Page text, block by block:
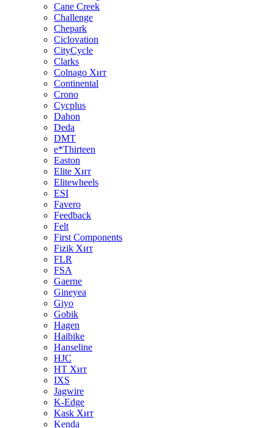
Cane Creek
Challenge
Chepark
Ciclovation
CityCycle
Clarks
Colnago Хит
Continental
Crono
Cycplus
Dahon
Deda
DMT
e*Thirteen
Easton
Elite Хит
Elitewheels
ESI
Favero
Feedback
Felt
First Components
Fizik Хит
FLR
FSA
Gaerne
Gineyea
Giyo
Gobik
Hagen
Haibike
Hanseline
HJC
HT Хит
IXS
Jagwire
K-Edge
Kask Хит
Kenda